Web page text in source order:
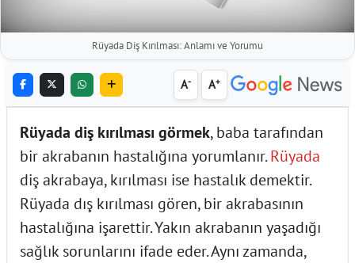
Rüyada Diş Kırılması: Anlamı ve Yorumu
A- A+
Rüyada diş kırılması görmek, baba tarafından
bir akrabanın hastalığına yorumlanır.Rüyada
diş akrabaya, kırılması ise hastalık demektir.
Rüyada dış kırılması gören, bir akrabasının
hastalığına işarettir. Yakın akrabanın yaşadığı
sağlık sorunlarını ifade eder. Aynı zamanda,